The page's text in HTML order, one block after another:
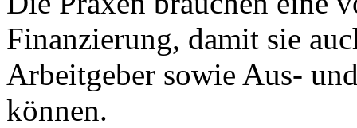
Finanzierung, damit sie
Arbeitgeber sowie Aus-
können.